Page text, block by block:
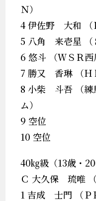
Ｎ）
4 伊佐野 大和 （
5 八角 来壱星 （
6 悠斗 （ＷＳＲ西
7 勝又 香琳 （Ｈ
8 小柴 斗吾 （練
ム）
9 空位
10 空位
40㎏級（13歳・
Ｃ 大久保 琉唯 （
1 吉成 士門 （Ｐ